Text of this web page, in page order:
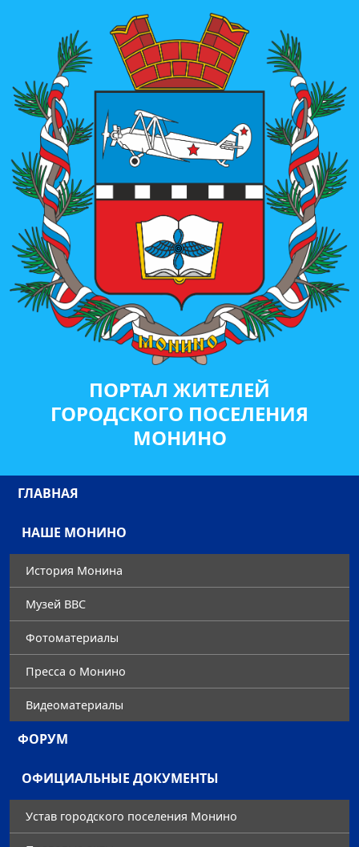
ПОРТАЛ ЖИТЕЛЕЙ
ГОРОДСКОГО ПОСЕЛЕНИЯ
МОНИНО
ГЛАВНАЯ
НАШЕ МОНИНО
История Монина
Музей ВВС
Фотоматериалы
Преccа о Монино
Видеоматериалы
ФОРУМ
ОФИЦИАЛЬНЫЕ ДОКУМЕНТЫ
Устав городского поселения Монино